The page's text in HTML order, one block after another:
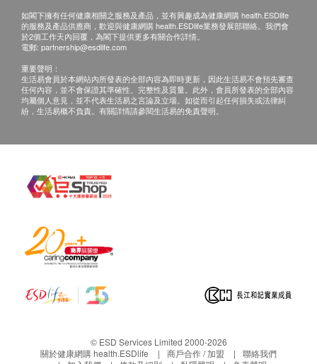
如閣下擁有任何健康相關之服務及產品，並有興趣成為健康網購 health.ESDlife
的服務及產品供應商，歡迎與健康網購 health.ESDlife業務發展部聯絡。我們會
於2個工作天內回覆，為閣下提供更多有關合作詳情。
電郵: partnership@esdlife.com
重要聲明：
生活易會員於本網站內所發表的全部內容為即時更新，因此生活易不會預先審查
任何內容，並不會保證其準確性、完整性及質量。此外，會員所發表的全部內容
均屬個人意見，並不代表生活易之言論及立場。如從而引起任何損失或法律糾
紛，生活易概不負責。有關詳情請參閱生活易的免責聲明。
© ESD Services Limited 2000-2026
關於健康網購 health.ESDlife
商戶合作 / 加盟
聯絡我們